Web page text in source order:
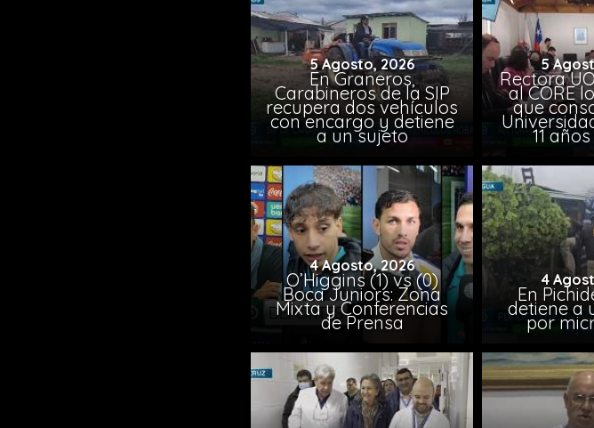
5 Agosto, 2026
En Graneros,
Carabineros de la SIP
recupera dos vehículos
con encargo y detiene
a un sujeto
5
Rectora
al CORE
que
11
4 Agosto, 2026
O’Higgins (1) vs (0)
Boca Juniors: Zona
Mixta y Conferencias
de Prensa
4
En
detiene a
por